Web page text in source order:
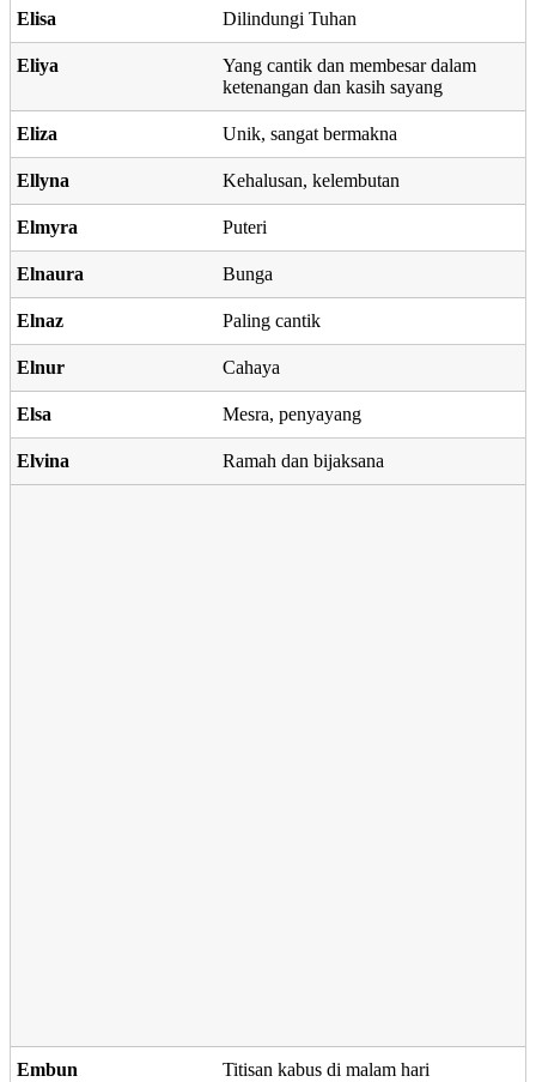
Elisa Dilindungi Tuhan
Eliya
Yang cantik dan membesar dalam
ketenangan dan kasih sayang
Eliza Unik, sangat bermakna
Ellyna Kehalusan, kelembutan
Elmyra Puteri
Elnaura Bunga
Elnaz Paling cantik
Elnur Cahaya
Elsa Mesra, penyayang
Elvina Ramah dan bijaksana
Embun Titisan kabus di malam hari